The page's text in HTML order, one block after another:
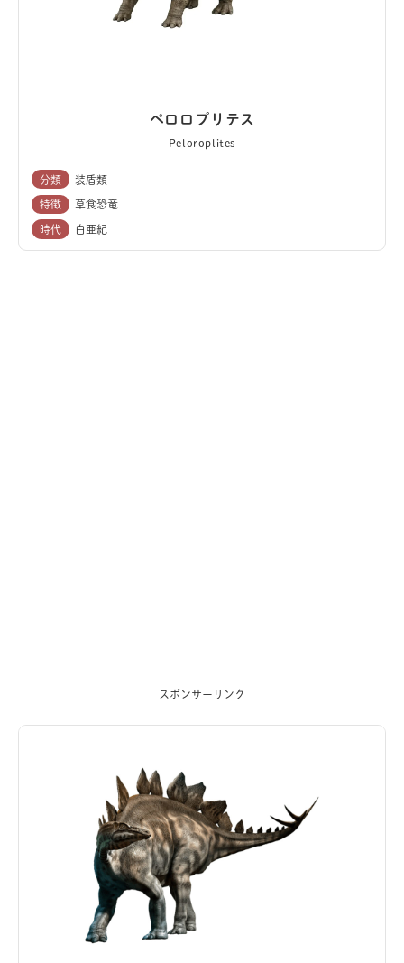
ペロロプリテス
Peloroplites
分類 装盾類
特徴 草食恐竜
時代 白亜紀
スポンサーリンク